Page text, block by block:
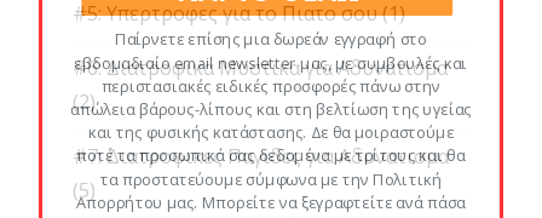
#5: Υπερτροφες για το Πιατο σου(1)
#6: Διατροφικα Μυστικα για Αδυνατισμα
(2)
#7: Διατροφικες Παγιδες για Αδυνατισμα
(5)
Παίρνετε επίσης μια δωρεάν εγγραφή στο
εβδομαδιαίο email newsletter μας, με συμβουλές και
περιστασιακές ειδικές προσφορές πάνω στην
απώλεια βάρους-λίπους και στη βελτίωση της υγείας
και της φυσικής κατάστασης. Δε θα μοιραστούμε
ποτέ τα προσωπικά σας δεδομένα με τρίτους και θα
τα προστατεύουμε σύμφωνα με την Πολιτική
Απορρήτου μας. Μπορείτε να ξεγραφτείτε ανά πάσα